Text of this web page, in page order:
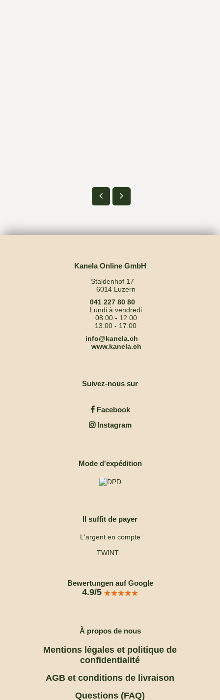
Kanela Online GmbH
Staldenhof 17
6014 Luzern
041 227 80 80
Lundi à vendredi
08:00 - 12:00
13:00 - 17:00
info@kanela.ch
www.kanela.ch
Suivez-nous sur
Facebook
Instagram
Mode d'expédition
Il suffit de payer
L'argent en compte
TWINT
Bewertungen auf Google
4.9/5
À propos de nous
Mentions légales et politique de
confidentialité
AGB et conditions de livraison
Questions (FAQ)